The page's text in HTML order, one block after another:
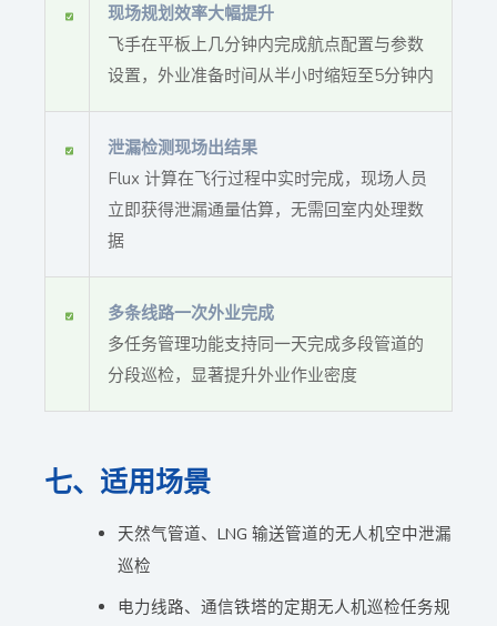
现场规划效率大幅提升
飞手在平板上几分钟内完成航点配置与参数
设置，外业准备时间从半小时缩短至5分钟内
泄漏检测现场出结果
Flux 计算在飞行过程中实时完成，现场人员
立即获得泄漏通量估算，无需回室内处理数
据
多条线路一次外业完成
多任务管理功能支持同一天完成多段管道的
分段巡检，显著提升外业作业密度
七、适用场景
天然气管道、LNG 输送管道的无人机空中泄漏
巡检
电力线路、通信铁塔的定期无人机巡检任务规